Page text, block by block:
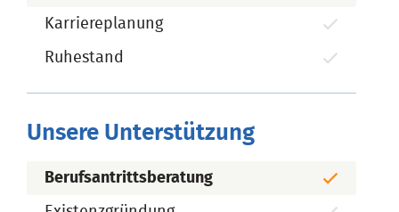
Karriereplanung
Ruhestand
Unsere Unterstützung
Berufsantrittsberatung